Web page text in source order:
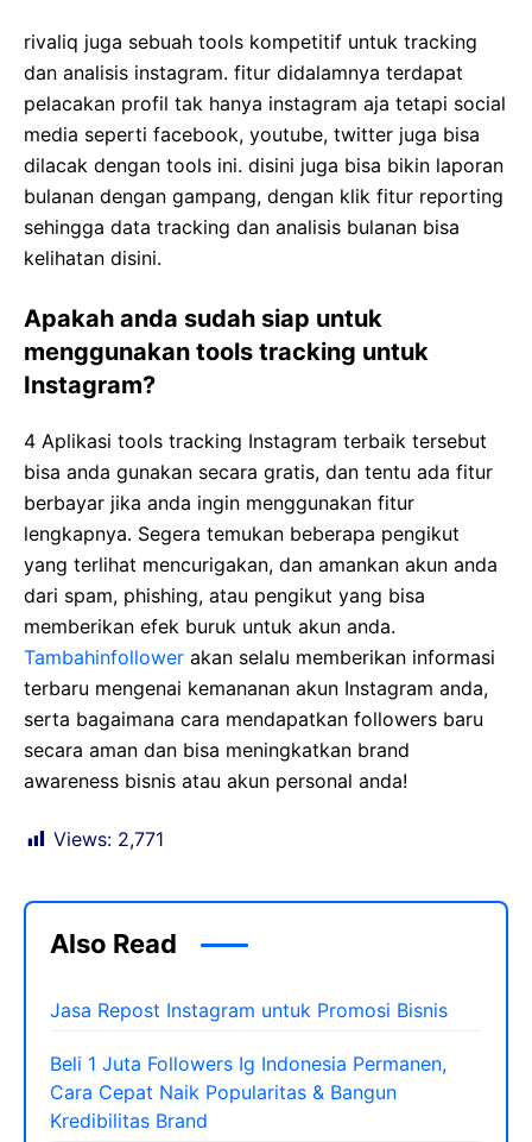
rivaliq juga sebuah tools kompetitif untuk tracking
dan analisis instagram. fitur didalamnya terdapat
pelacakan profil tak hanya instagram aja tetapi social
media seperti facebook, youtube, twitter juga bisa
dilacak dengan tools ini. disini juga bisa bikin laporan
bulanan dengan gampang, dengan klik fitur reporting
sehingga data tracking dan analisis bulanan bisa
kelihatan disini.
Apakah anda sudah siap untuk
menggunakan tools tracking untuk
Instagram?
4 Aplikasi tools tracking Instagram terbaik tersebut
bisa anda gunakan secara gratis, dan tentu ada fitur
berbayar jika anda ingin menggunakan fitur
lengkapnya. Segera temukan beberapa pengikut
yang terlihat mencurigakan, dan amankan akun anda
dari spam, phishing, atau pengikut yang bisa
memberikan efek buruk untuk akun anda.
Tambahinfollower akan selalu memberikan informasi
terbaru mengenai kemananan akun Instagram anda,
serta bagaimana cara mendapatkan followers baru
secara aman dan bisa meningkatkan brand
awareness bisnis atau akun personal anda!
Views: 2,771
Also Read
Jasa Repost Instagram untuk Promosi Bisnis
Beli 1 Juta Followers Ig Indonesia Permanen,
Cara Cepat Naik Popularitas & Bangun
Kredibilitas Brand